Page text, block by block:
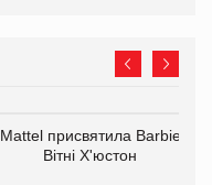
Mattel присвятила Barbie
Вітні Х'юстон